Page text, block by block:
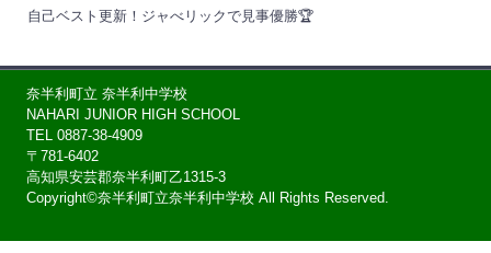
自己ベスト更新！ジャべリックで見事優勝🏆
奈半利町立 奈半利中学校
NAHARI JUNIOR HIGH SCHOOL
TEL 0887-38-4909
〒781-6402
高知県安芸郡奈半利町乙1315-3
Copyright©奈半利町立奈半利中学校 All Rights Reserved.